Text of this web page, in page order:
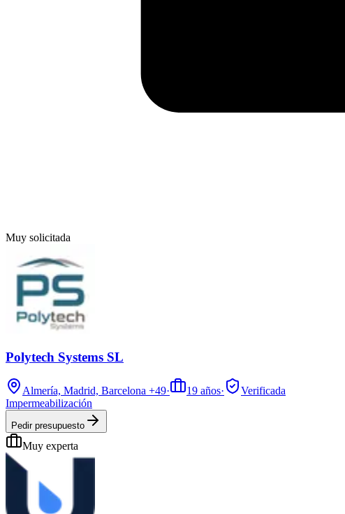
Muy solicitada
Polytech Systems SL
Almería, Madrid, Barcelona +49· 19 años·
Verificada
Impermeabilización
Pedir presupuesto
Muy experta